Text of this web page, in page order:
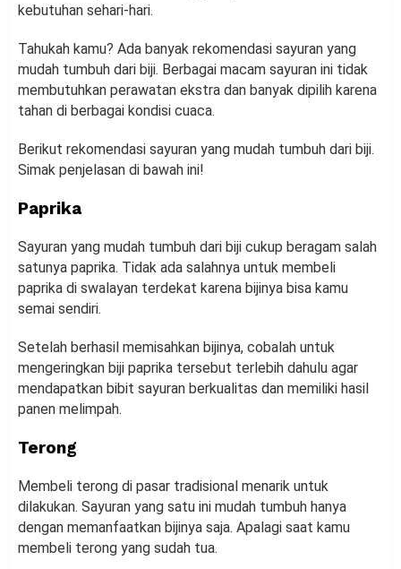
kebutuhan sehari-hari.
Tahukah kamu? Ada banyak rekomendasi sayuran yang
mudah tumbuh dari biji. Berbagai macam sayuran ini tidak
membutuhkan perawatan ekstra dan banyak dipilih karena
tahan di berbagai kondisi cuaca.
Berikut rekomendasi sayuran yang mudah tumbuh dari biji.
Simak penjelasan di bawah ini!
Paprika
Sayuran yang mudah tumbuh dari biji cukup beragam salah
satunya paprika. Tidak ada salahnya untuk membeli
paprika di swalayan terdekat karena bijinya bisa kamu
semai sendiri.
Setelah berhasil memisahkan bijinya, cobalah untuk
mengeringkan biji paprika tersebut terlebih dahulu agar
mendapatkan bibit sayuran berkualitas dan memiliki hasil
panen melimpah.
Terong
Membeli terong di pasar tradisional menarik untuk
dilakukan. Sayuran yang satu ini mudah tumbuh hanya
dengan memanfaatkan bijinya saja. Apalagi saat kamu
membeli terong yang sudah tua.